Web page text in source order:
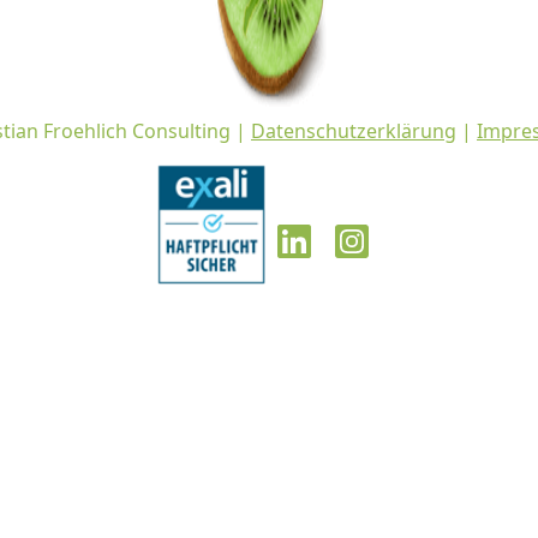
Froehlich Consulting | Datenschutzerklärung |